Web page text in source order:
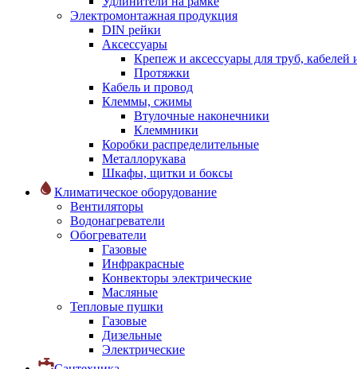
Электромонтажная продукция
DIN рейки
Аксессуары
Крепеж и аксессуары для труб, кабелей
Протяжки
Кабель и провод
Клеммы, сжимы
Втулочные наконечники
Клеммники
Коробки распределительные
Металлорукава
Шкафы, щитки и боксы
Климатическое оборудование
Вентиляторы
Водонагреватели
Обогреватели
Газовые
Инфракрасные
Конвекторы электрические
Масляные
Тепловые пушки
Газовые
Дизельные
Электрические